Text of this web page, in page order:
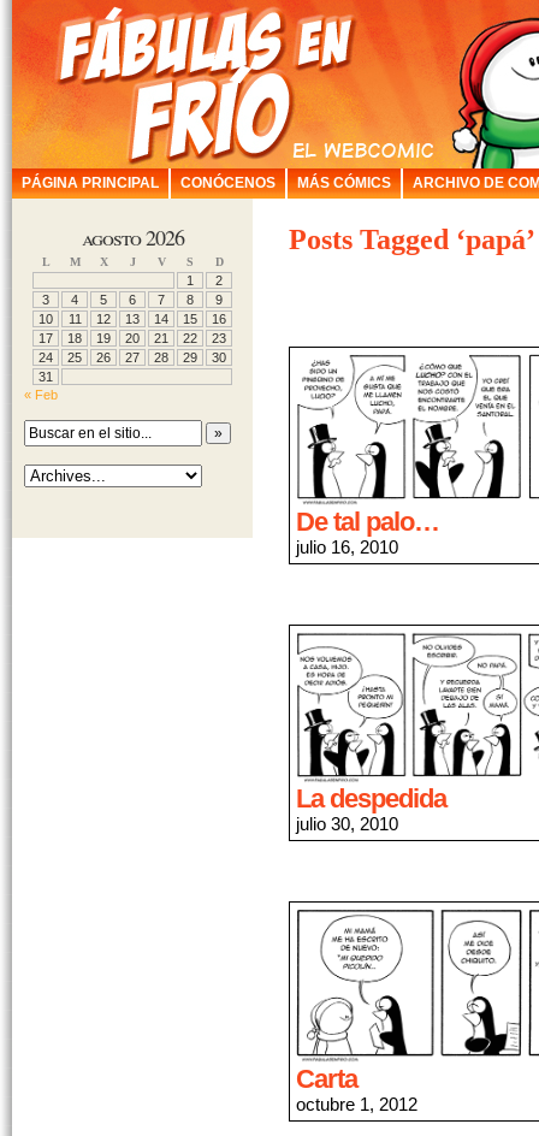
PÁGINA PRINCIPAL CONÓCENOS MÁS CÓMICS ARCHIVO DE
agosto 2026
L M X J V S D
1
2
3
4 5 6 7 8
9
10
11 12 13 14 15
16
17
18 19 20 21 22
23
24
25 26 27 28 29
30
31
« Feb
Posts Tagged ‘papá’
De tal palo…
julio 16, 2010
La despedida
julio 30, 2010
Carta
octubre 1, 2012